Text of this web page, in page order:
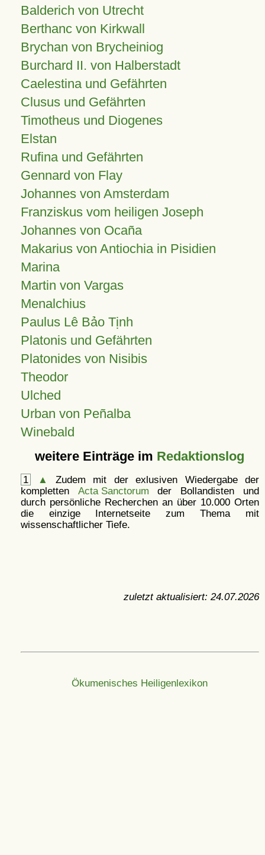
Balderich von Utrecht
Berthanc von Kirkwall
Brychan von Brycheiniog
Burchard II. von Halberstadt
Caelestina und Gefährten
Clusus und Gefährten
Timotheus und Diogenes
Elstan
Rufina und Gefährten
Gennard von Flay
Johannes von Amsterdam
Franziskus vom heiligen Joseph
Johannes von Ocaña
Makarius von Antiochia in Pisidien
Marina
Martin von Vargas
Menalchius
Paulus Lê Bảo Tịnh
Platonis und Gefährten
Platonides von Nisibis
Theodor
Ulched
Urban von Peñalba
Winebald
weitere Einträge im Redaktionslog
1 ▲
Zudem mit der exlusiven Wiedergabe der
kompletten Acta Sanctorum der Bollandisten und
durch persönliche Recherchen an über 10.000 Orten
die einzige Internetseite zum Thema mit
wissenschaftlicher Tiefe.
zuletzt aktualisiert: 24.07.2026
Ökumenisches Heiligenlexikon